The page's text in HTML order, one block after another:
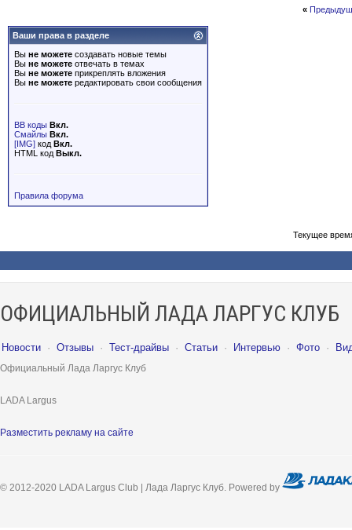
«
Ваши права в разделе
Вы не можете создавать новые темы
Вы не можете отвечать в темах
Вы не можете прикреплять вложения
Вы не можете редактировать свои сообщения
BB коды Вкл.
Смайлы Вкл.
[IMG] код Вкл.
HTML код Выкл.
Правила форума
Текущее
ОФИЦИАЛЬНЫЙ ЛАДА ЛАРГУС КЛУБ
Новости · Отзывы · Тест-драйвы · Статьи · Интервью · Фото ·
Официальный Лада Ларгус Клуб
LADA Largus
Разместить рекламу на сайте
© 2012-2020 LADA Largus Club | Лада Ларгус Клуб. Powered by